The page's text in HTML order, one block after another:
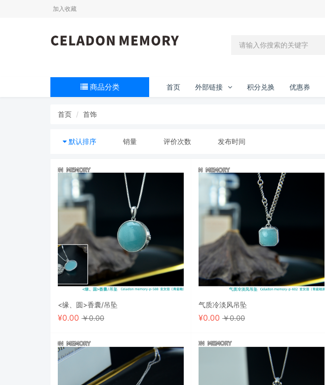
加入收藏
商品分类 首页 外部链接 积分兑换 优惠券
首页 首饰
默认排序 销量 评价次数 发布时间
<缘、圆>香囊/吊坠
¥0.00 ￥0.00
气质冷淡风吊坠
¥0.00 ￥0.00